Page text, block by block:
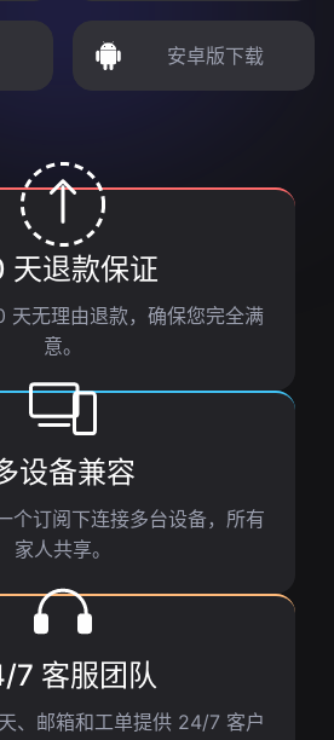
安卓版下载
天退款保证
无理由退款，确保您完全满
意。
设备兼容
个订阅下连接多台设备，所有
家人共享。
7 客服团队
、邮箱和工单提供 24/7 客户